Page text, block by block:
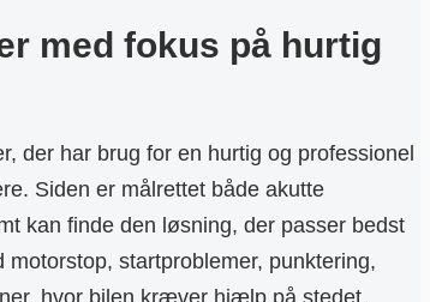
med fokus på hurtig
der har brug for en hurtig og professionel
Siden er målrettet både akutte
kan finde den løsning, der passer bedst
startproblemer, punktering,